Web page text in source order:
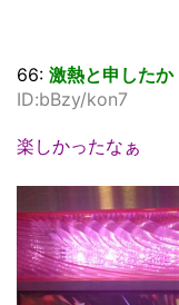
66: 激熱と申したか
ID:bBzy/kon7
楽しかったなぁ